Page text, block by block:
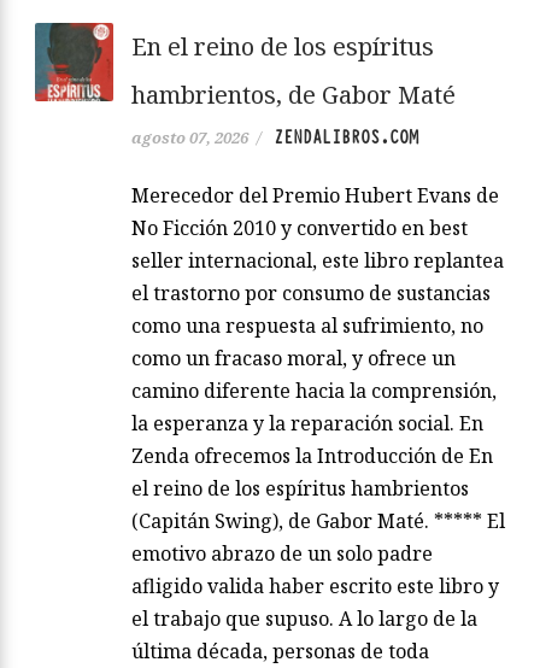
En el reino de los espíritus
hambrientos, de Gabor Maté
agosto 07, 2026 / ZENDALIBROS.COM
Merecedor del Premio Hubert Evans de
No Ficción 2010 y convertido en best
seller internacional, este libro replantea
el trastorno por consumo de sustancias
como una respuesta al sufrimiento, no
como un fracaso moral, y ofrece un
camino diferente hacia la comprensión,
la esperanza y la reparación social. En
Zenda ofrecemos la Introducción de En
el reino de los espíritus hambrientos
(Capitán Swing), de Gabor Maté. ***** El
emotivo abrazo de un solo padre
afligido valida haber escrito este libro y
el trabajo que supuso. A lo largo de la
última década, personas de toda